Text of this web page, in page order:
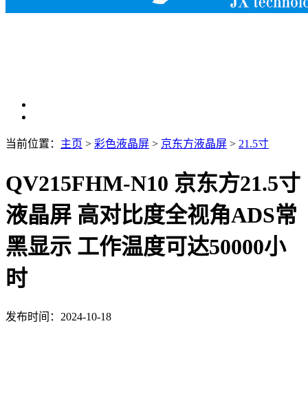
当前位置： 主页 > 彩色液晶屏 > 京东方液晶屏 > 21.5寸
QV215FHM-N10 京东方21.5寸
液晶屏 高对比度全视角ADS常
黑显示 工作温度可达50000小
时
发布时间：2024-10-18